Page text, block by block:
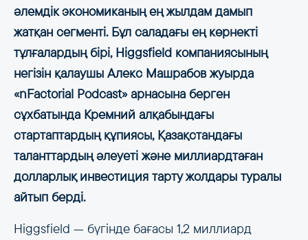
әлемдік экономиканың ең жылдам дамып
жатқан сегменті. Бұл саладағы ең көрнекті
тұлғалардың бірі, Higgsfield компаниясының
негізін қалаушы Алекс Машрабов жуырда
«nFactorial Podcast» арнасына берген
сұхбатында Кремний алқабындағы
стартаптардың құпиясы, Қазақстандағы
таланттардың әлеуеті және миллиардтаған
долларлық инвестиция тарту жолдары туралы
айтып берді.
Higgsfield — бүгінде бағасы 1,2 миллиард